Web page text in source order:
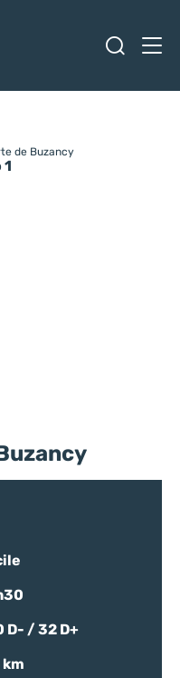
de Buzancy
1
D- / 32 D+